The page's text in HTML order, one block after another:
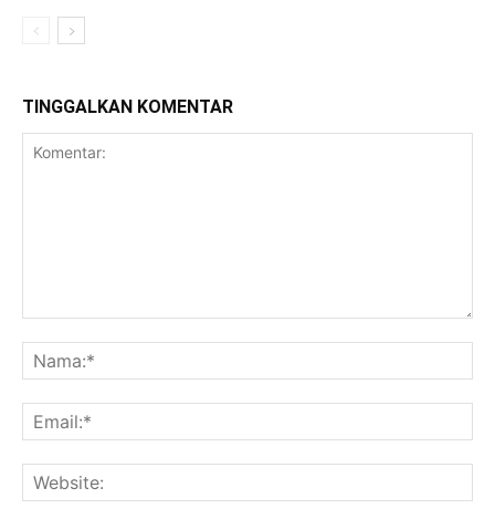
TINGGALKAN KOMENTAR